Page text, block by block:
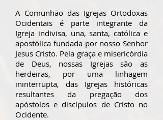
A Comunhão das Igrejas Ortodoxas
Ocidentais é parte integrante da
Igreja indivisa, una, santa, católica e
apostólica fundada por nosso Senhor
Jesus Cristo. Pela graça e misericórdia
de Deus, nossas Igrejas são as
herdeiras, por uma linhagem
ininterrupta, das Igrejas históricas
resultantes da pregação dos
apóstolos e discípulos de Cristo no
Ocidente.